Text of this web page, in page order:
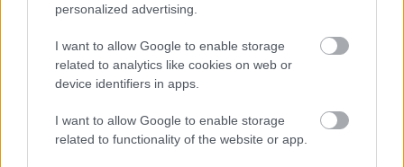
personalized advertising.
I want to allow Google to enable storage
related to analytics like cookies on web or
device identifiers in apps.
I want to allow Google to enable storage
related to functionality of the website or app.